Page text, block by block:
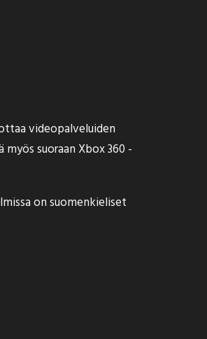
videopalveluiden
myös suoraan Xbox 360 -
on suomenkieliset